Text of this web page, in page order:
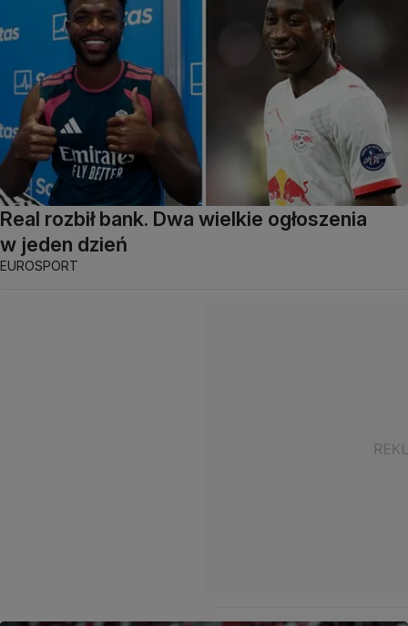
Real rozbił bank. Dwa wielkie ogłoszenia
w jeden dzień
EUROSPORT